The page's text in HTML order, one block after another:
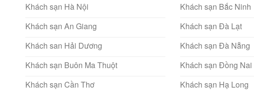
Khách sạn Hà Nội
Khách sạn An Giang
Khách san Hải Dương
Khách sạn Buôn Ma Thuột
Khách sạn Cần Thơ
Khách sạn Bắc Ninh
Khách sạn Đà Lạt
Khách sạn Đà Nẵng
Khách sạn Đồng Nai
Khách sạn Hạ Long